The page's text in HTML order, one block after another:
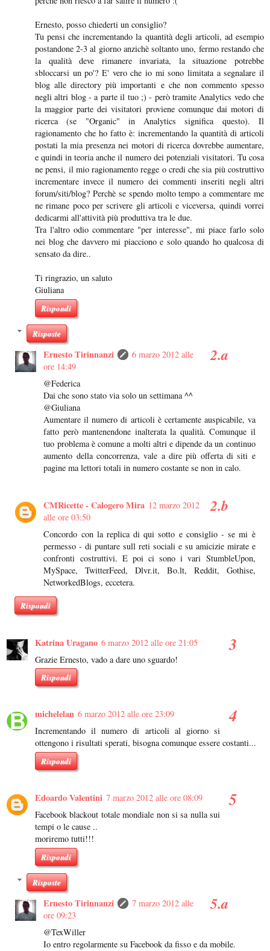
Ernesto, posso chiederti un consiglio?
Tu pensi che incrementando la quantità degli articoli, ad esempio
postandone 2-3 al giorno anzichè soltanto uno, fermo restando che
la qualità deve rimanere invariata, la situazione potrebbe
sbloccarsi un po'? E' vero che io mi sono limitata a segnalare il
blog alle directory più importanti e che non commento spesso
negli altri blog - a parte il tuo ;) - però tramite Analytics vedo che
la maggior parte dei visitatori proviene comunque dai motori di
ricerca (se "Organic" in Analytics significa questo). Il
ragionamento che ho fatto è: incrementando la quantità di articoli
postati la mia presenza nei motori di ricerca dovrebbe aumentare,
e quindi in teoria anche il numero dei potenziali visitatori. Tu cosa
ne pensi, il mio ragionamento regge o credi che sia più costruttivo
incrementare invece il numero dei commenti inseriti negli altri
forum/siti/blog? Perchè se spendo molto tempo a commentare me
ne rimane poco per scrivere gli articoli e viceversa, quindi vorrei
dedicarmi all'attività più produttiva tra le due.
Tra l'altro odio commentare "per interesse", mi piace farlo solo
nei blog che davvero mi piacciono e solo quando ho qualcosa di
sensato da dire..
Ti ringrazio, un saluto
Giuliana
Rispondi
Risposte
Ernesto Tirinnanzi
6 marzo 2012 alle
ore 14:49
@Federica
Dai che sono stato via solo un settimana ^^
@Giuliana
Aumentare il numero di articoli è certamente auspicabile, va
fatto però mantenendone inalterata la qualità. Comunque il
tuo problema è comune a molti altri e dipende da un continuo
aumento della concorrenza, vale a dire più offerta di siti e
pagine ma lettori totali in numero costante se non in calo.
CMRicette - Calogero Mira 12 marzo 2012
alle ore 03:50
Concordo con la replica di qui sotto e consiglio - se mi è
permesso - di puntare sull reti sociali e su amicizie mirate e
confronti costruttivi. E poi ci sono i vari StumbleUpon,
MySpace, TwitterFeed, Dlvr.it, Bo.lt, Reddit, Gothise,
NetworkedBlogs, eccetera.
Rispondi
Katrina Uragano 6 marzo 2012 alle ore 21:05
Grazie Ernesto, vado a dare uno sguardo!
Rispondi
michelelan 6 marzo 2012 alle ore 23:09
Incrementando il numero di articoli al giorno si
ottengono i risultati sperati, bisogna comunque essere costanti...
Rispondi
Edoardo Valentini 7 marzo 2012 alle ore 08:09
Facebook blackout totale mondiale non si sa nulla sui
tempi o le cause ..
moriremo tutti!!!
Rispondi
Risposte
Ernesto Tirinnanzi
7 marzo 2012 alle
ore 09:23
@TexWiller
Io entro regolarmente su Facebook da fisso e da mobile.